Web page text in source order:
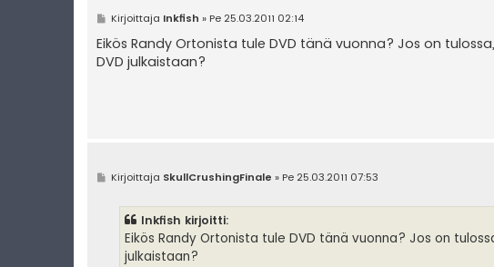
V
e
s
t
Kirjoittaja Inkfish » Pe 25.03.2011 02:14
Eikös Randy Ortonista tule DVD tänä vuonna? Jos on
DVD julkaistaan?
VKirjoittaja SkullCrushingFinale » Pe 25.03.2011 07:53
Inkfish kirjoitti:
Eikös Randy Ortonista tule DVD tänä vuonna? Jos on
julkaistaan?